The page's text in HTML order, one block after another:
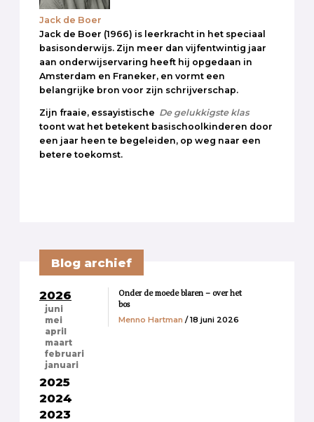
Jack de Boer
Jack de Boer (1966) is leerkracht in het speciaal
basisonderwijs. Zijn meer dan vijfentwintig jaar
aan onderwijservaring heeft hij opgedaan in
Amsterdam en Franeker, en vormt een
belangrijke bron voor zijn schrijverschap.
Zijn fraaie, essayistische De gelukkigste klas
toont wat het betekent basischoolkinderen door
een jaar heen te begeleiden, op weg naar een
betere toekomst.
Blog archief
2026
juni
mei
april
maart
februari
januari
2025
2024
2023
Onder de moede blaren – over het
bos
Menno Hartman / 18 juni 2026